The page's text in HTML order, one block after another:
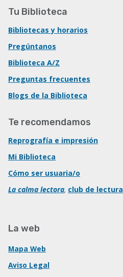
Tu Biblioteca
Bibliotecas y horarios
Pregúntanos
Biblioteca A/Z
Preguntas frecuentes
Blogs de la Biblioteca
Te recomendamos
Reprografía e impresión
Mi Biblioteca
Cómo ser usuaria/o
La calma lectora, club de lectura
La web
Mapa Web
Aviso Legal